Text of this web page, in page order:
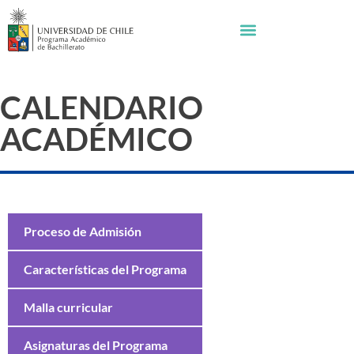
CALENDARIO
ACADÉMICO
Proceso de Admisión
Características del Programa
Malla curricular
Asignaturas del Programa